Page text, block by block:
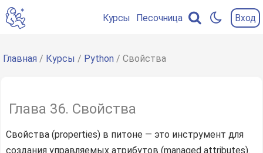
Содержание
Геттеры,
сеттеры,
делитеры
Геттеры
Курсы Песочница Вход
Главная / Курсы / Python / Свойства
Глава 36. Свойства
Свойства (properties) в питоне — это инструмент для
создания управляемых атрибутов (managed attributes).